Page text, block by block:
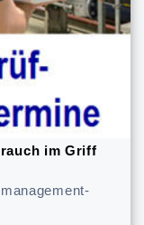
im Griff